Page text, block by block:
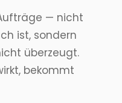
— nicht
ist, sondern
überzeugt.
bekommt